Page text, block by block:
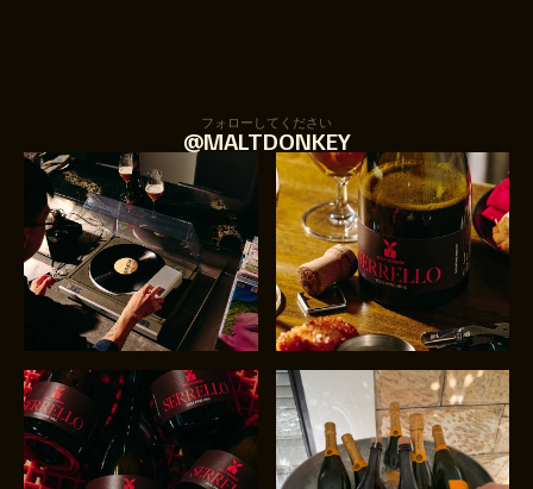
フォローしてください
@MALTDONKEY